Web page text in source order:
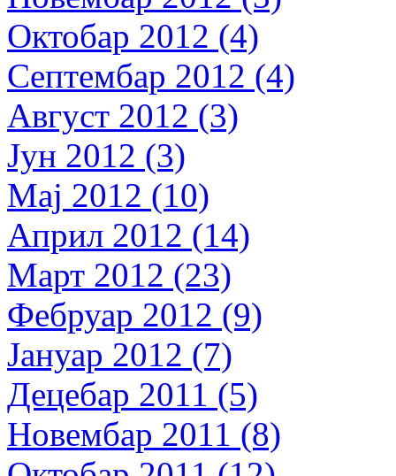
Октобар 2012 (4)
Септембар 2012 (4)
Август 2012 (3)
Јун 2012 (3)
Мај 2012 (10)
Април 2012 (14)
Март 2012 (23)
Фебруар 2012 (9)
Јануар 2012 (7)
Децебар 2011 (5)
Новембар 2011 (8)